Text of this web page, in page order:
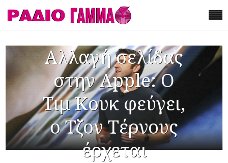
Αλλαγή σελίδας
στην Apple: Ο
Τιμ Κουκ φεύγει,
ο Τζον Τέρνους
έρχεται